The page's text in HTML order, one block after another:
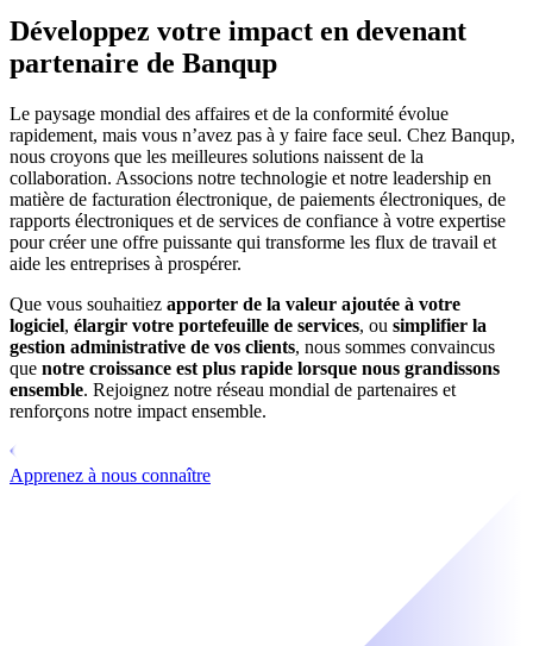
Développez votre impact en devenant
partenaire de Banqup
Le paysage mondial des affaires et de la conformité évolue
rapidement, mais vous n’avez pas à y faire face seul. Chez Banqup,
nous croyons que les meilleures solutions naissent de la
collaboration. Associons notre technologie et notre leadership en
matière de facturation électronique, de paiements électroniques, de
rapports électroniques et de services de confiance à votre expertise
pour créer une offre puissante qui transforme les flux de travail et
aide les entreprises à prospérer.
Que vous souhaitiez apporter de la valeur ajoutée à votre
logiciel, élargir votre portefeuille de services, ou simplifier la
gestion administrative de vos clients, nous sommes convaincus
que notre croissance est plus rapide lorsque nous grandissons
ensemble. Rejoignez notre réseau mondial de partenaires et
renforçons notre impact ensemble.
Apprenez à nous connaître